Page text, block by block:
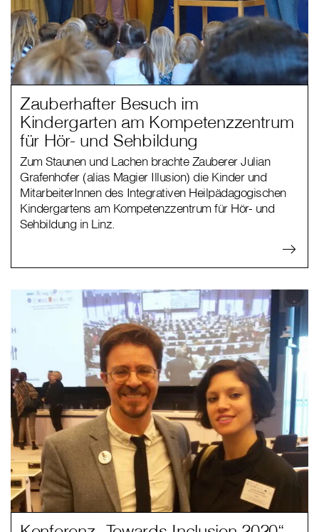
Zauberhafter Besuch im
Kindergarten am Kompetenzzentrum
für Hör- und Sehbildung
Zum Staunen und Lachen brachte Zauberer Julian
Grafenhofer (alias Magier Illusion) die Kinder und
MitarbeiterInnen des Integrativen Heilpädagogischen
Kindergartens am Kompetenzzentrum für Hör- und
Sehbildung in Linz.